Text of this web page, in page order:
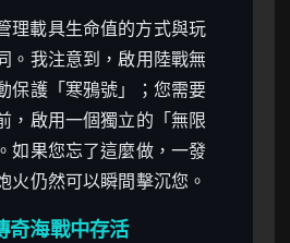
理載具生命值的方式與玩
。我注意到，啟用陸戰無
保護「寒鴉號」；您需要
，啟用一個獨立的「無限
如果您忘了這麼做，一發
火仍然可以瞬間擊沉您。
奇海戰中存活